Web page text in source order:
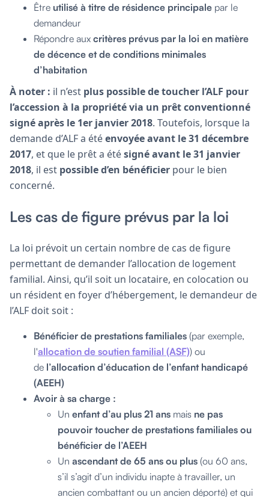
Être utilisé à titre de résidence principale par le
demandeur
Répondre aux critères prévus par la loi en matière
de décence et de conditions minimales
d’habitation
À noter : il n’est plus possible de toucher l’ALF pour
l’accession à la propriété via un prêt conventionné
signé après le 1er janvier 2018. Toutefois, lorsque la
demande d’ALF a étéenvoyée avant le 31 décembre
2017, et que le prêt a étésigné avant le 31 janvier
2018, il est possible d’en bénéficier pour le bien
concerné.
Les cas de figure prévus par la loi
La loi prévoit un certain nombre de cas de figure
permettant de demander l’allocation de logement
familial. Ainsi, qu’il soit un locataire, en colocation ou
un résident en foyer d’hébergement, le demandeur de
l’ALF doit soit :
Bénéficier de prestations familiales (par exemple,
l'allocation de soutien familial (ASF)) ou
de l’allocation d’éducation de l’enfant handicapé
(AEEH)
Avoir à sa charge :
Un enfant d’au plus 21 ans mais ne pas
pouvoir toucher de prestations familiales ou
bénéficier de l’AEEH
Un ascendant de 65 ans ou plus (ou 60 ans,
s’il s’agit d’un individu inapte à travailler, un
ancien combattant ou un ancien déporté) et qui